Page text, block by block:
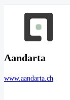
Aandarta
www.aandarta.ch